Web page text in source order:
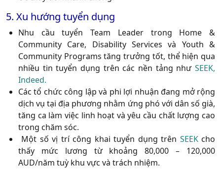
5. Xu hướng tuyển dụng
Nhu cầu tuyển Team Leader trong Home &
Community Care, Disability Services và Youth &
Community Programstăng trưởng tốt, thể hiện qua
nhiều tin tuyển dụng trên các nền tảng như SEEK,
Indeed.
Các tổ chức công lập và phi lợi nhuận đang mở rộng
dịch vụ tại địa phương nhằm ứng phó với dân số già,
tăng ca làm việc linh hoạt và yêu cầu chất lượng cao
trong chăm sóc.
Một số vị trí công khai tuyển dụng trên SEEK cho
thấy mức lương từ khoảng80,000 – 120,000
AUD/năm tuỳ khu vực và trách nhiệm.